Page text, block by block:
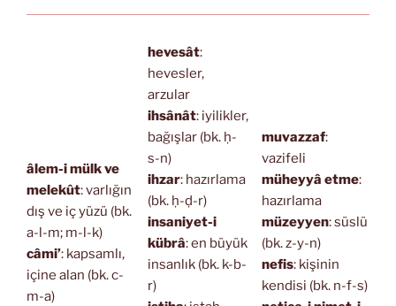
âlem-i mülk ve
melekût: varlığın
dış ve iç yüzü (bk.
a-l-m; m-l-k)
câmi’: kapsamlı,
içine alan (bk. c-
m-a)
hevesât:
hevesler,
arzular
ihsânât: iyilikler,
bağışlar (bk. ḥ-
s-n)
ihzar: hazırlama
(bk. ḥ-ḍ-r)
insaniyet-i
kübrâ: en büyük
insanlık (bk. k-b-
r)
muvazzaf:
vazifeli
müheyyâ etme:
hazırlama
müzeyyen: süslü
(bk. z-y-n)
nefis: kişinin
kendisi (bk. n-f-s)